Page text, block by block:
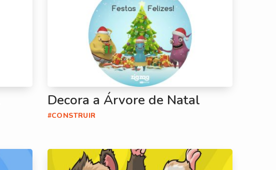
Decora a Árvore de Natal
#CONSTRUIR